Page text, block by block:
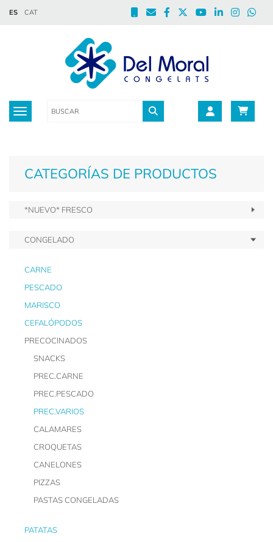
ES CAT
Toggle navigation
CATEGORÍAS DE PRODUCTOS
*NUEVO* FRESCO
CONGELADO
CARNE
PESCADO
MARISCO
CEFALÓPODOS
PRECOCINADOS
SNACKS
PREC.CARNE
PREC.PESCADO
PREC.VARIOS
CALAMARES
CROQUETAS
CANELONES
PIZZAS
PASTAS CONGELADAS
PATATAS